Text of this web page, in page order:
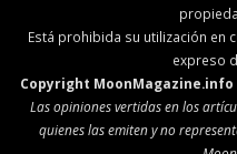
Está prohibida su utilización en
expreso
Copyright
Las opiniones vertidas en los
quienes las emiten y no